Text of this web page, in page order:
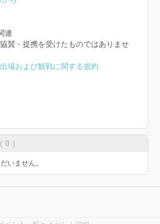
連
賛・提携を受けたものではありませ
場および観戦に関する規約
（ 0 ）
いません。